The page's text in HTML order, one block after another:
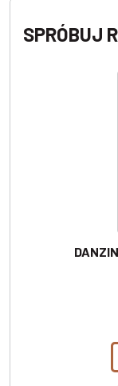
SPRÓBUJ